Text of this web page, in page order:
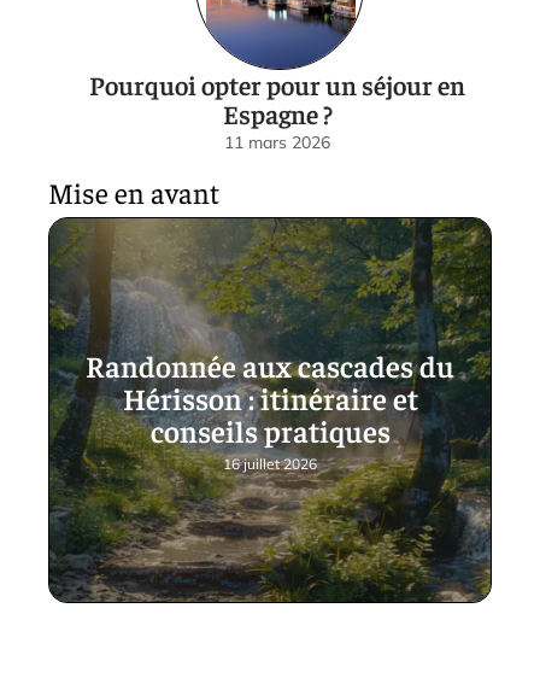
Pourquoi opter pour un séjour en
Espagne ?
11 mars 2026
Mise en avant
Randonnée aux cascades du
Hérisson : itinéraire et
conseils pratiques
16 juillet 2026